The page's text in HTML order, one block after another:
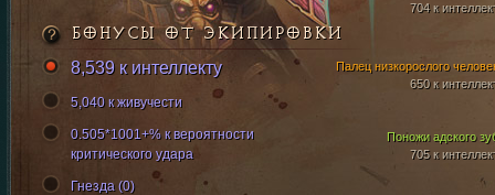
704 к
Поножи адского
705 к
Палец низкорослого
650 к
БОНУСЫ ОТ ЭКИПИРОВКИ
8,539 к интеллекту
5,040 к живучести
0.505*1001+% к вероятности
критического удара
Гнезда (0)